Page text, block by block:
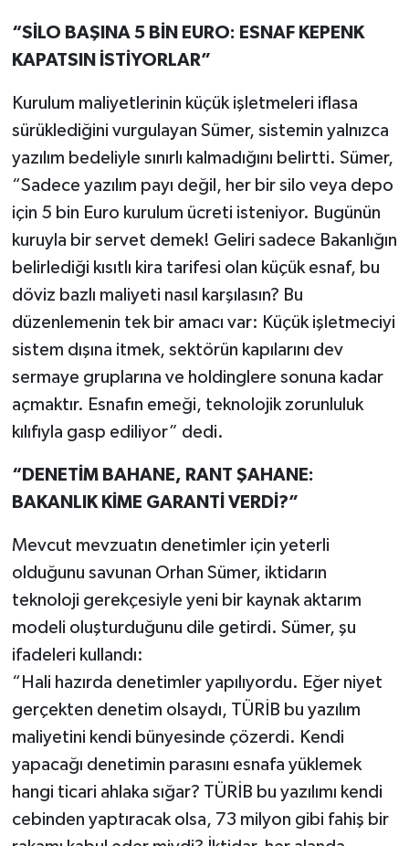
“SİLO BAŞINA 5 BİN EURO: ESNAF KEPENK
KAPATSIN İSTİYORLAR”
Kurulum maliyetlerinin küçük işletmeleri iflasa
sürüklediğini vurgulayan Sümer, sistemin yalnızca
yazılım bedeliyle sınırlı kalmadığını belirtti. Sümer,
“Sadece yazılım payı değil, her bir silo veya depo
için 5 bin Euro kurulum ücreti isteniyor. Bugünün
kuruyla bir servet demek! Geliri sadece Bakanlığın
belirlediği kısıtlı kira tarifesi olan küçük esnaf, bu
döviz bazlı maliyeti nasıl karşılasın? Bu
düzenlemenin tek bir amacı var: Küçük işletmeciyi
sistem dışına itmek, sektörün kapılarını dev
sermaye gruplarına ve holdinglere sonuna kadar
açmaktır. Esnafın emeği, teknolojik zorunluluk
kılıfıyla gasp ediliyor” dedi.
“DENETİM BAHANE, RANT ŞAHANE:
BAKANLIK KİME GARANTİ VERDİ?”
Mevcut mevzuatın denetimler için yeterli
olduğunu savunan Orhan Sümer, iktidarın
teknoloji gerekçesiyle yeni bir kaynak aktarım
modeli oluşturduğunu dile getirdi. Sümer, şu
ifadeleri kullandı:
“Hali hazırda denetimler yapılıyordu. Eğer niyet
gerçekten denetim olsaydı, TÜRİB bu yazılım
maliyetini kendi bünyesinde çözerdi. Kendi
yapacağı denetimin parasını esnafa yüklemek
hangi ticari ahlaka sığar? TÜRİB bu yazılımı kendi
cebinden yaptıracak olsa, 73 milyon gibi fahiş bir